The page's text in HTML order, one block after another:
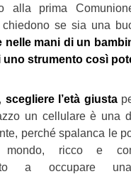
alla prima
se sia una
nelle mani di un
uno strumento così
scegliere l’età giusta
un cellulare è una
perché spalanca le
mondo, ricco e
a occupare